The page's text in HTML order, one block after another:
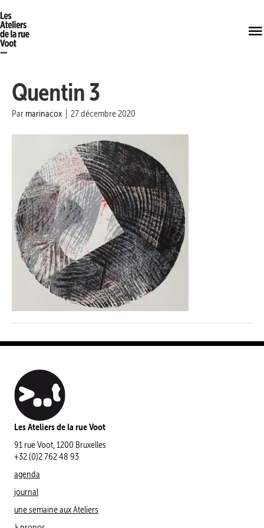
Quentin 3
Par marinacox 27 décembre 2020
Les Ateliers de la rue Voot
91 rue Voot, 1200 Bruxelles
+32 (0)2 762 48 93
agenda
journal
une semaine aux Ateliers